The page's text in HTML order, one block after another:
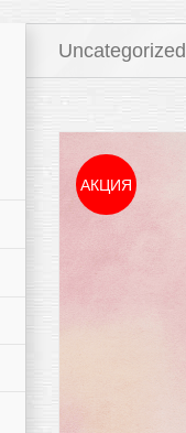
Uncategorized
АКЦИЯ